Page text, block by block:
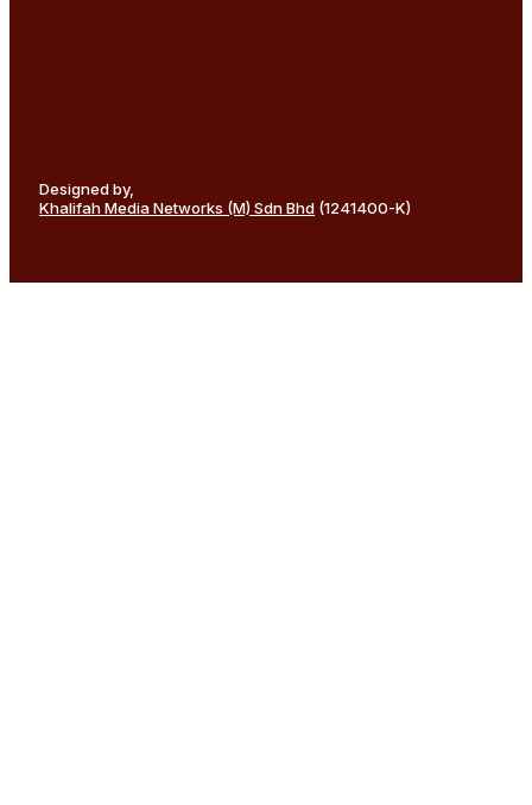
Designed by,
Khalifah Media Networks (M) Sdn Bhd (1241400-K)